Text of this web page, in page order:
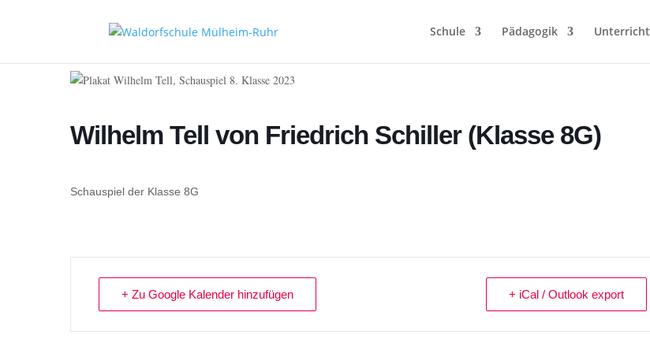
Schule Pädagogik Unterricht
Wilhelm Tell von Friedrich Schiller (Klasse 8G)
Schauspiel der Klasse 8G
+ Zu Google Kalender hinzufügen + iCal / Outlook export